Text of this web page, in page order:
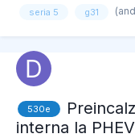
seria 5 g31
530e
interna la PHEV